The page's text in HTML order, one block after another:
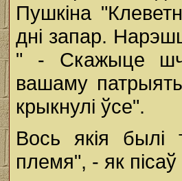
Пушкіна
дні запар.
" - Скажыце
вашаму
крыкнулі ўсе".
Вось якія
племя", - як